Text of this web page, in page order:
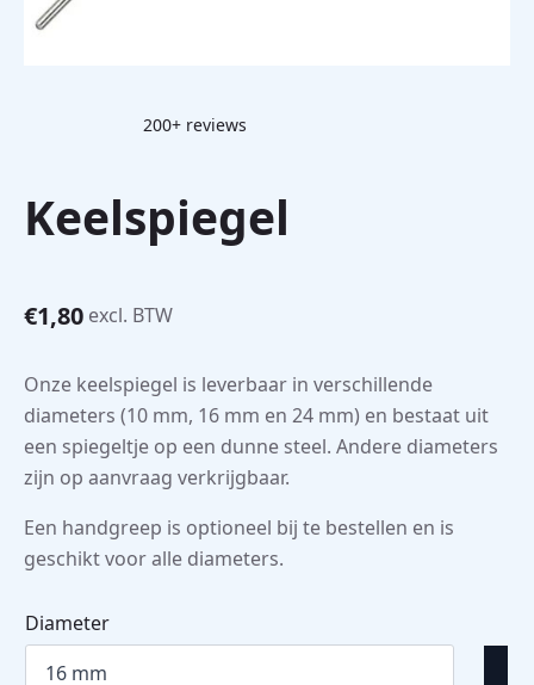
200+ reviews
Keelspiegel
€1,80 excl. BTW
Onze keelspiegel is leverbaar in verschillende
diameters (10 mm, 16 mm en 24 mm) en bestaat uit
een spiegeltje op een dunne steel. Andere diameters
zijn op aanvraag verkrijgbaar.
Een handgreep is optioneel bij te bestellen en is
geschikt voor alle diameters.
Diameter